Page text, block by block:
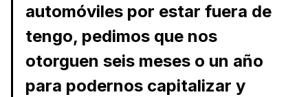
automóviles por estar fuera de
tengo, pedimos que nos
otorguen seis meses o un año
para podernos capitalizar y